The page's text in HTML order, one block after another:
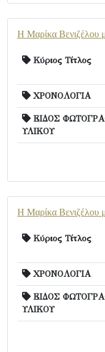
Η Μαρίκα Βενιζέλου
Κύριος Τίτλος
ΧΡΟΝΟΛΟΓΙΑ
ΕΙΔΟΣ
ΥΛΙΚΟΥ
Η Μαρίκα Βενιζέλου
Κύριος Τίτλος
ΧΡΟΝΟΛΟΓΙΑ
ΕΙΔΟΣ
ΥΛΙΚΟΥ